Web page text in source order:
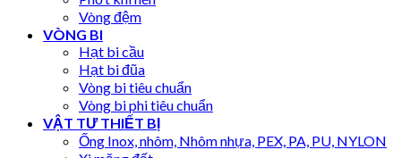
Vòng đệm
VÒNG BI
Hạt bi cầu
Hạt bi đũa
Vòng bi tiêu chuẩn
Vòng bi phi tiêu chuẩn
VẬT TƯ THIẾT BỊ
Ống Inox, nhôm, Nhôm nhựa, PEX, PA, PU, NYLON